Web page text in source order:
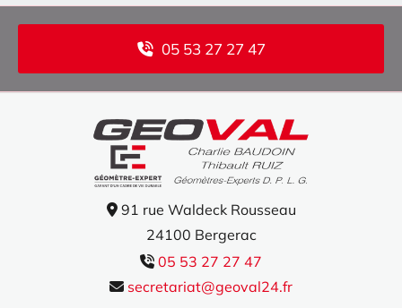
05 53 27 27 47
91 rue Waldeck Rousseau
24100 Bergerac
 05 53 27 27 47
 secretariat@geoval24.fr